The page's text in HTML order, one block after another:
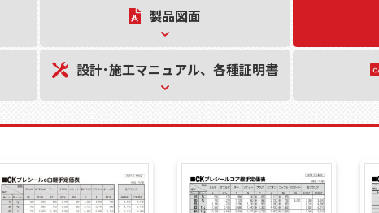
製品図面
設計･施工マニュアル、 各種証明書